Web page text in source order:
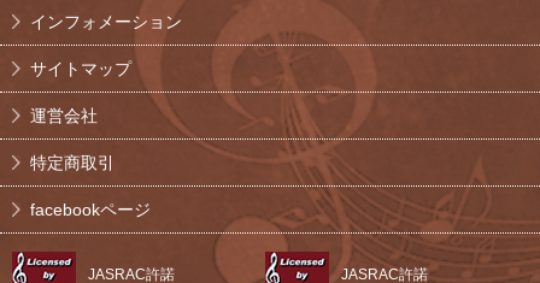
インフォメーション
サイトマップ
運営会社
特定商取引
facebookページ
JASRAC許諾 JASRAC許諾